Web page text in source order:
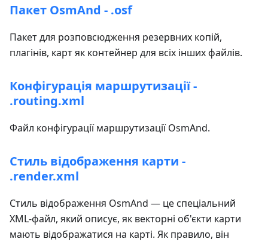
Пакет OsmAnd - .osf
Пакет для розповсюдження резервних копій,
плагінів, карт як контейнер для всіх інших файлів.
Конфігурація маршрутизації -
.routing.xml
Файл конфігурації маршрутизації OsmAnd.
Стиль відображення карти -
.render.xml
Стиль відображення OsmAnd — це спеціальний
XML-файл, який описує, як векторні об'єкти карти
мають відображатися на карті. Як правило, він